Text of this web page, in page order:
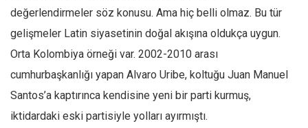
değerlendirmeler söz konusu. Ama hiç belli olmaz. Bu tür
gelişmeler Latin siyasetinin doğal akışına oldukça uygun.
Orta Kolombiya örneği var. 2002-2010 arası
cumhurbaşkanlığı yapan Alvaro Uribe, koltuğu Juan Manuel
Santos’a kaptırınca kendisine yeni bir parti kurmuş,
iktidardaki eski partisiyle yolları ayırmıştı.